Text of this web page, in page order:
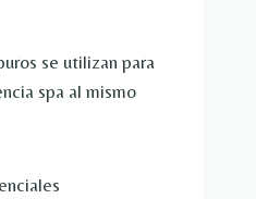
se utilizan para
spa al mismo